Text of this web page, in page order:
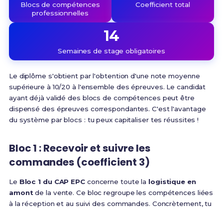
Blocs de compétences
professionnelles
Coefficient total
14
Semaines de stage obligatoires
Le diplôme s'obtient par l'obtention d'une note moyenne
supérieure à 10/20 à l'ensemble des épreuves. Le candidat
ayant déjà validé des blocs de compétences peut être
dispensé des épreuves correspondantes. C'est l'avantage
du système par blocs : tu peux capitaliser tes réussites !
Bloc 1 : Recevoir et suivre les
commandes (coefficient 3)
Le Bloc 1 du CAP EPCconcerne toute la logistique en
amontde la vente.Ce bloc regroupe les compétences liées
à la réception et au suivi des commandes. Concrètement, tu